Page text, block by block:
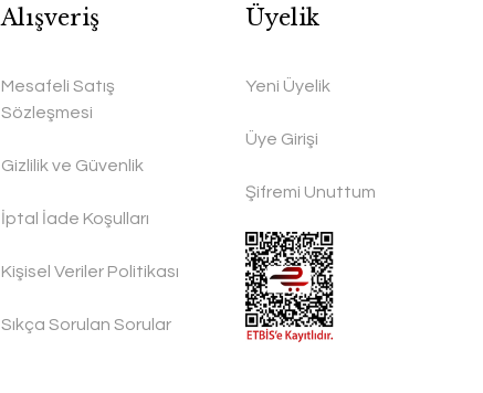
Alışveriş
Mesafeli Satış
Sözleşmesi
Gizlilik ve Güvenlik
İptal İade Koşulları
Kişisel Veriler Politikası
Sıkça Sorulan Sorular
Üyelik
Yeni Üyelik
Üye Girişi
Şifremi Unuttum